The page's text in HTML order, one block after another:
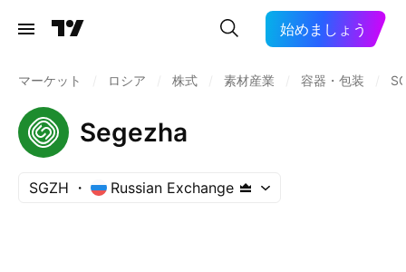
始めましょう
マーケット ロシア 株式 素材産業 容器・包装
Segezha
SGZH Russian Exchange